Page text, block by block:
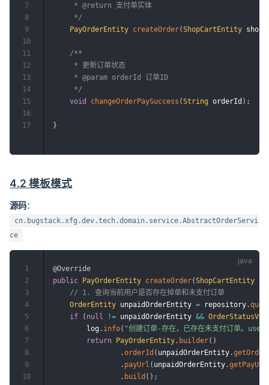
     * @return 支付单实体
     */
PayOrderEntity createOrder(ShopCartEntity
/**
     * 更新订单状态
     * @param orderId 订单ID
     */
void
changeOrderPaySuccess (String orderId ) ;
}
7
8
9
10
11
12
13
14
15
16
17
4.2 模板模式
源码：
cn.bugstack.xfg.dev.tech.domain.service.AbstractOrderServi
ce
@Override
public
PayOrderEntity createOrder(ShopCartEntity
// 1. 查询当前用户是否存在掉单和未支付订单
OrderEntity unpaidOrderEntity = repository .
if
( null != unpaidOrderEntity && OrderStatusVO
        log
. info( "创建订单-存在，已存在未支付订单
return
PayOrderEntity . builder( )
.orderId ( unpaidOrderEntity .
. payUrl ( unpaidOrderEntity .getPayUrl
. build ( ) ;
1
2
3
4
5
6
7
8
9
10